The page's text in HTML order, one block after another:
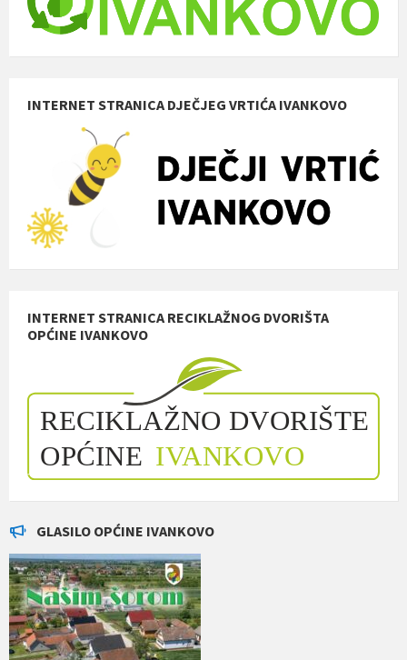
INTERNET STRANICA DJEČJEG VRTIĆA IVANKOVO
INTERNET STRANICA RECIKLAŽNOG DVORIŠTA
OPĆINE IVANKOVO
GLASILO OPĆINE IVANKOVO